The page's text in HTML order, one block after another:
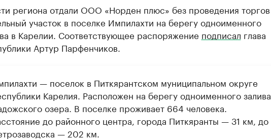
региона отдали ООО «Норден плюс» без проведения торгов
участок в поселке Импилахти на берегу одноименного
в Карелии. Соответствующее распоряжение подписал глава
Артур Парфенчиков.
— поселок в Питкярантском муниципальном округе
Карелия. Расположен на берегу одноименного залива
озера. В поселке проживает 664 человека.
до районного центра, города Питкяранты — 31 км, до
— 202 км.